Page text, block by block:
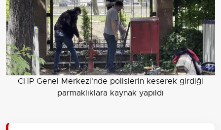
CHP Genel Merkezi'nde polislerin keserek girdiği
parmaklıklara kaynak yapıldı